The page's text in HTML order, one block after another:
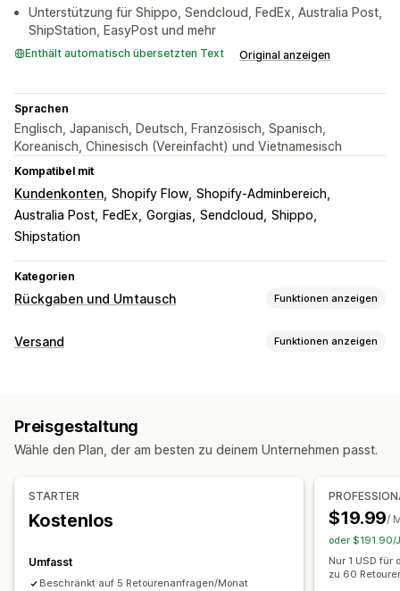
Unterstützung für Shippo, Sendcloud, FedEx, Australia Post,
ShipStation, EasyPost und mehr
Enthält automatisch übersetzten Text Original anzeigen
Sprachen
Englisch, Japanisch, Deutsch, Französisch, Spanisch,
Koreanisch, Chinesisch (Vereinfacht) und Vietnamesisch
Kompatibel mit
Kundenkonten Shopify Flow Shopify-Adminbereich
Australia Post
FedEx Gorgias Sendcloud
Shippo
Shipstation
Kategorien
Rückgaben und Umtausch Funktionen anzeigen
Rückgabeoptionen
Shop-Guthaben Geschenkrückgaben
Automatische Genehmigungen
Benutzerdefinierte Richtlinien
Rückgabegründe
Versandetiketten
Rückgabe-Tracking E-Mail-Benachrichtigungen
Versand Funktionen anzeigen
Lieferdatum Bestellsynchronisierung
Versanddienstleisterauswahl Versandtarife
Preisgestaltung
Wähle den Plan, der am besten zu deinem Unternehmen passt.
STARTER
Kostenlos
Umfasst
Beschränkt auf 5 Retourenanfragen/Monat
$19.99/
oder $191.90/
Nur 1 USD für
zu 60